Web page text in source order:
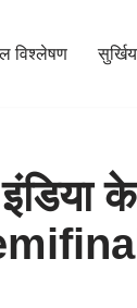
विश्लेषण
के